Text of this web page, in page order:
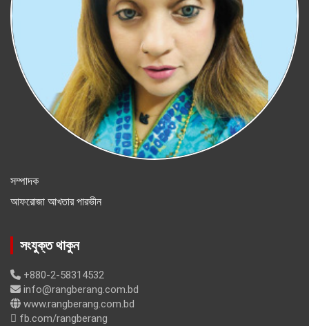
সম্পাদক
আফরোজা আখতার পারভীন
সংযুক্ত থাকুন
+880-2-58314532
info@rangberang.com.bd
www.rangberang.com.bd
fb.com/rangberang